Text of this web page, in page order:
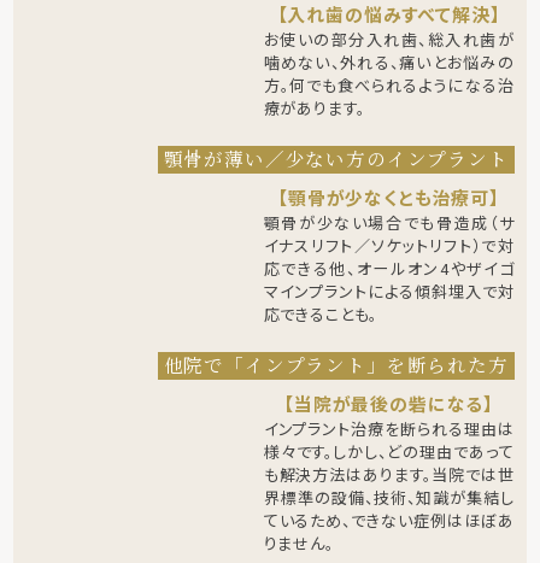
【入れ歯の悩みすべて解決】
お使いの部分入れ歯、総入れ歯が
噛めない、外れる、痛いとお悩みの
方。何でも食べられるようになる治
療があります。
顎骨が薄い／少ない方のインプラント
【顎骨が少なくとも治療可】
顎骨が少ない場合でも骨造成（サ
イナスリフト／ソケットリフト）で対
応できる他、オールオン4やザイゴ
マインプラントによる傾斜埋入で対
応できることも。
他院で「インプラント」を断られた方
【当院が最後の砦になる】
インプラント治療を断られる理由は
様々です。しかし、どの理由であって
も解決方法はあります。当院では世
界標準の設備、技術、知識が集結し
ているため、できない症例はほぼあ
りません。